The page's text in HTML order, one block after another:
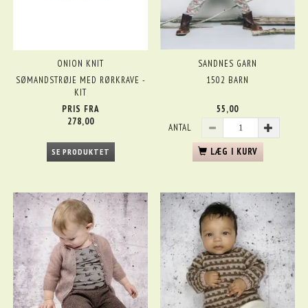
ONION KNIT
SØMANDSTRØJE MED RØRKRAVE -
KIT
PRIS FRA
278,00
SE PRODUKTET
SANDNES GARN
1502 BARN
55,00
ANTAL
LÆG I KURV